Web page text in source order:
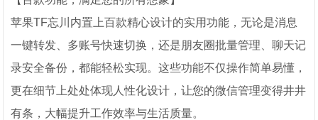
苹果TF忘川内置上百款精心设计的实用功能，无论是消息
一键转发、多账号快速切换，还是朋友圈批量管理、聊天记
录安全备份，都能轻松实现。这些功能不仅操作简单易懂，
更在细节上处处体现人性化设计，让您的微信管理变得井井
有条，大幅提升工作效率与生活质量。